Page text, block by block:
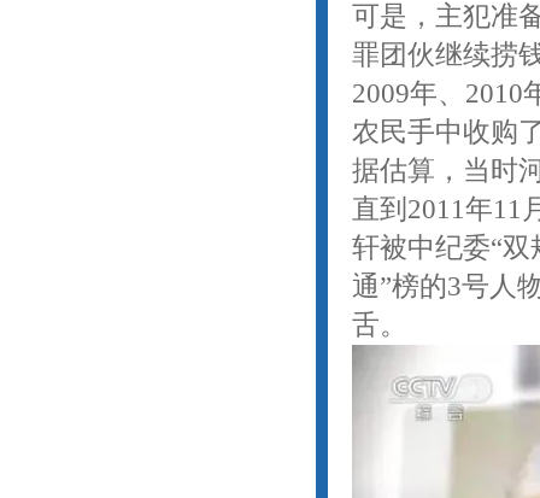
可是，主犯准
罪团伙继续捞
2009年、2010
农民手中收购
据估算，当时
直到2011年11
轩被中纪委“
通”榜的3号人
舌。